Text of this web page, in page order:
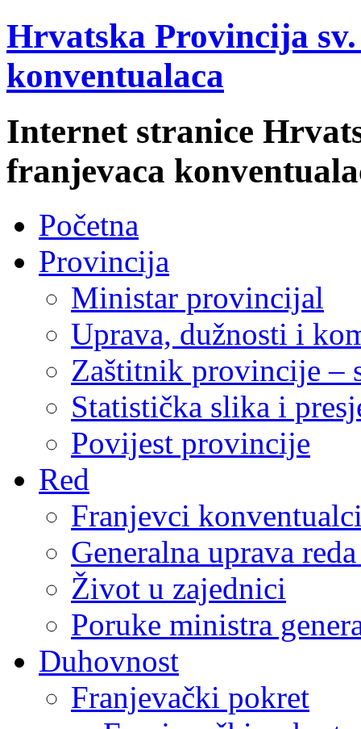
Hrvatska Provincija
konventualaca
Internet stranice
franjevaca
Početna
Provincija
Ministar provincijal
Uprava, dužnosti i
Zaštitnik provincije –
Statistička slika i
Povijest provincije
Red
Franjevci
Generalna uprava
Život u zajednici
Poruke ministra
Duhovnost
Franjevački pokret